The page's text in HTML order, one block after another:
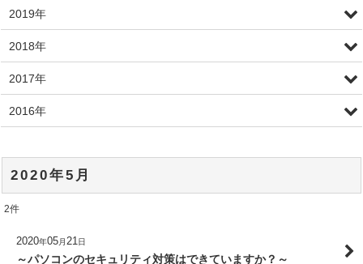
2020年5月
2件
2020年05月21日
～パソコンのセキュリティ対策はできていますか？～
2019年
2018年
2017年
2016年